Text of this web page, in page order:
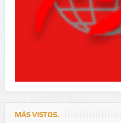
MÁS VISTOS.